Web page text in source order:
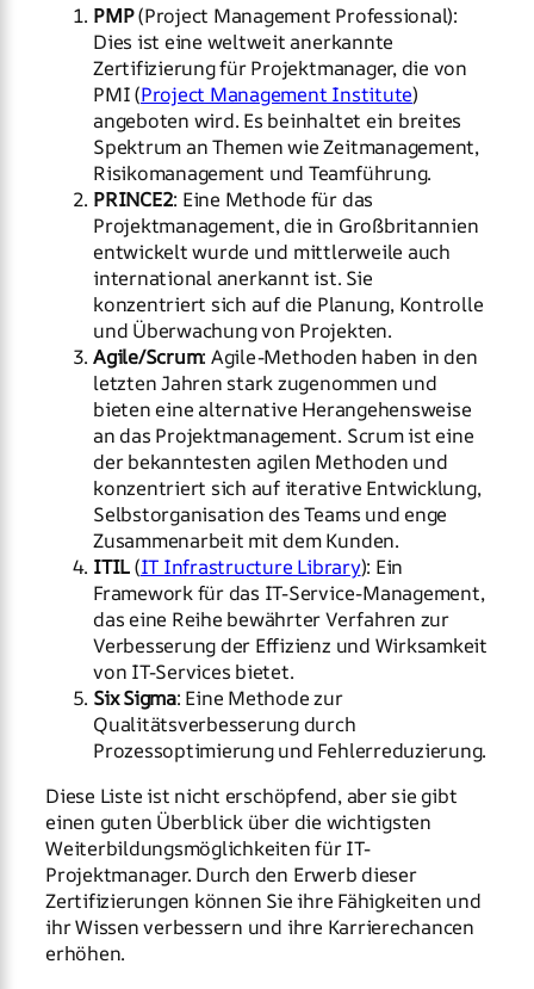
PMP(Project Management Professional):
Dies ist eine weltweit anerkannte
Zertifizierung für Projektmanager, die von
PMI (Project Management Institute)
angeboten wird. Es beinhaltet ein breites
Spektrum an Themen wie Zeitmanagement,
Risikomanagement und Teamführung.
PRINCE2: Eine Methode für das
Projektmanagement, die in Großbritannien
entwickelt wurde und mittlerweile auch
international anerkannt ist. Sie
konzentriert sich auf die Planung, Kontrolle
und Überwachung von Projekten.
Agile/Scrum: Agile-Methoden haben in den
letzten Jahren stark zugenommen und
bieten eine alternative Herangehensweise
an das Projektmanagement. Scrum ist eine
der bekanntesten agilen Methoden und
konzentriert sich auf iterative Entwicklung,
Selbstorganisation des Teams und enge
Zusammenarbeit mit dem Kunden.
ITIL(IT Infrastructure Library): Ein
Framework für das IT-Service-Management,
das eine Reihe bewährter Verfahren zur
Verbesserung der Effizienz und Wirksamkeit
von IT-Services bietet.
Six Sigma: Eine Methode zur
Qualitätsverbesserung durch
Prozessoptimierung und Fehlerreduzierung.
Diese Liste ist nicht erschöpfend, aber sie gibt
einen guten Überblick über die wichtigsten
Weiterbildungsmöglichkeiten für IT-
Projektmanager. Durch den Erwerb dieser
Zertifizierungen können Sie ihre Fähigkeiten und
ihr Wissen verbessern und ihre Karrierechancen
erhöhen.